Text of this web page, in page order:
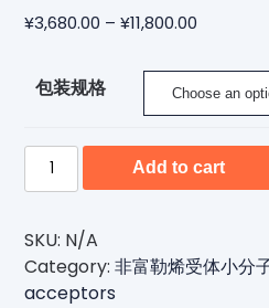
¥3,680.00 –¥11,800.00
包装规格
N5018-
有
光
电
子
Add to cart
SKU: N/A
Category:非富勒烯受体小
acceptors